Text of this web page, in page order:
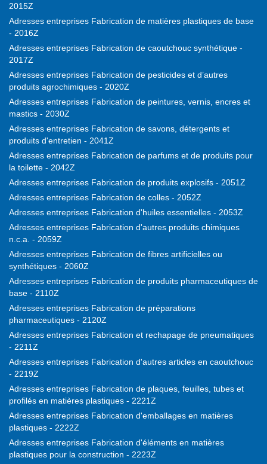
2015Z
Adresses entreprises Fabrication de matières plastiques de base
- 2016Z
Adresses entreprises Fabrication de caoutchouc synthétique -
2017Z
Adresses entreprises Fabrication de pesticides et d’autres
produits agrochimiques - 2020Z
Adresses entreprises Fabrication de peintures, vernis, encres et
mastics - 2030Z
Adresses entreprises Fabrication de savons, détergents et
produits d'entretien - 2041Z
Adresses entreprises Fabrication de parfums et de produits pour
la toilette - 2042Z
Adresses entreprises Fabrication de produits explosifs - 2051Z
Adresses entreprises Fabrication de colles - 2052Z
Adresses entreprises Fabrication d'huiles essentielles - 2053Z
Adresses entreprises Fabrication d'autres produits chimiques
n.c.a. - 2059Z
Adresses entreprises Fabrication de fibres artificielles ou
synthétiques - 2060Z
Adresses entreprises Fabrication de produits pharmaceutiques de
base - 2110Z
Adresses entreprises Fabrication de préparations
pharmaceutiques - 2120Z
Adresses entreprises Fabrication et rechapage de pneumatiques
- 2211Z
Adresses entreprises Fabrication d'autres articles en caoutchouc
- 2219Z
Adresses entreprises Fabrication de plaques, feuilles, tubes et
profilés en matières plastiques - 2221Z
Adresses entreprises Fabrication d'emballages en matières
plastiques - 2222Z
Adresses entreprises Fabrication d'éléments en matières
plastiques pour la construction - 2223Z